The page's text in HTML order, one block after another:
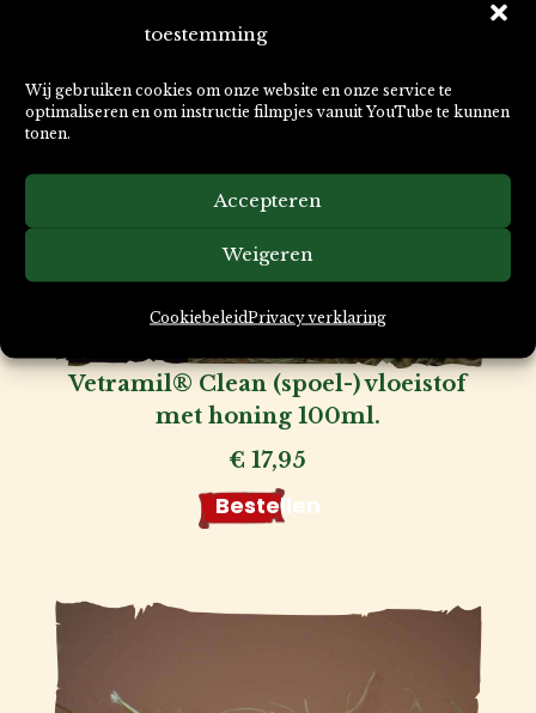
toestemming
Wij gebruiken cookies om onze website en onze service te
optimaliseren en om instructie filmpjes vanuit YouTube te kunnen
tonen.
Accepteren
Weigeren
CookiebeleidPrivacy verklaring
Vetramil® Clean (spoel-) vloeistof
met honing 100ml.
€ 17,95
Bestellen